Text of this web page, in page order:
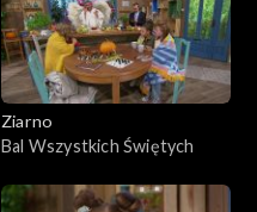
Ziarno
Bal Wszystkich Świętych